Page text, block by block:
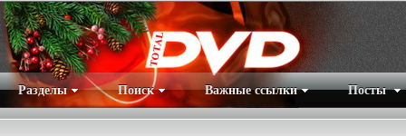
Разделы Поиск Важные ссылки Посты